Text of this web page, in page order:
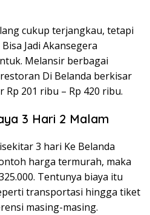
cukup terjangkau, tetapi
Jadi Akansegera
Melansir berbagai
Di Belanda berkisar
Rp 201 ribu – Rp 420 ribu.
3 Hari 2 Malam
3 hari Ke Belanda
harga termurah, maka
Tentunya biaya itu
transportasi hingga tiket
masing-masing.